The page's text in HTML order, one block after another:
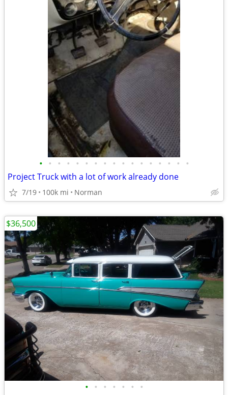
• • • • • • • • • • • • • • • • •
Project Truck with a lot of work already done
7/19 100k mi Norman
• • • • • • •
$36,500